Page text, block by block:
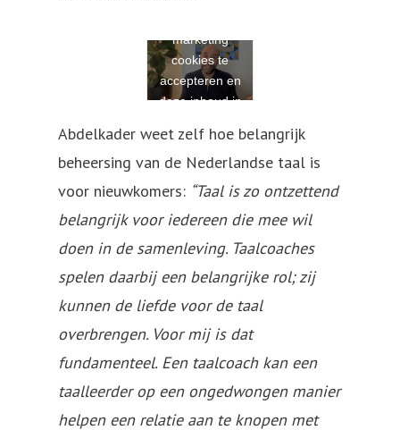
marketing
cookies te
accepteren en
deze inhoud in
Abdelkader weet zelf hoe belangrijk
beheersing van de Nederlandse taal is
voor nieuwkomers: “Taal is zo ontzettend
belangrijk voor iedereen die mee wil
doen in de samenleving. Taalcoaches
spelen daarbij een belangrijke rol; zij
kunnen de liefde voor de taal
overbrengen. Voor mij is dat
fundamenteel. Een taalcoach kan een
taalleerder op een ongedwongen manier
helpen een relatie aan te knopen met